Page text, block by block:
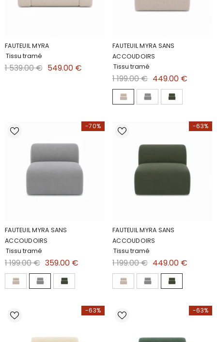
FAUTEUIL MYRA
Tissu tramé
1 539.00 € 549.00 €
FAUTEUIL MYRA SANS
ACCOUDOIRS
Tissu tramé
1 199.00 € 449.00 €
-70%
FAUTEUIL MYRA SANS
ACCOUDOIRS
Tissu tramé
1 199.00 € 359.00 €
-63%
FAUTEUIL MYRA SANS
ACCOUDOIRS
Tissu tramé
1 199.00 € 449.00 €
-63% -63%